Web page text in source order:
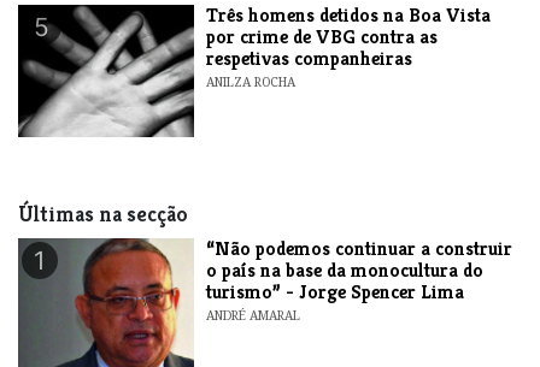
5
Três homens detidos na Boa Vista
por crime de VBG contra as
respetivas companheiras
ANILZA ROCHA
Últimas na secção
1
“Não podemos continuar a construir
o país na base da monocultura do
turismo” - Jorge Spencer Lima
ANDRÉ AMARAL